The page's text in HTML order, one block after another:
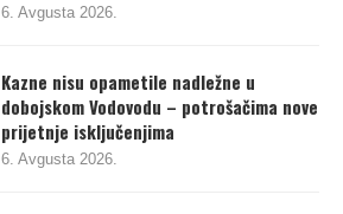
6. Avgusta 2026.
Kazne nisu opametile nadležne u
dobojskom Vodovodu – potrošačima nove
prijetnje isključenjima
6. Avgusta 2026.